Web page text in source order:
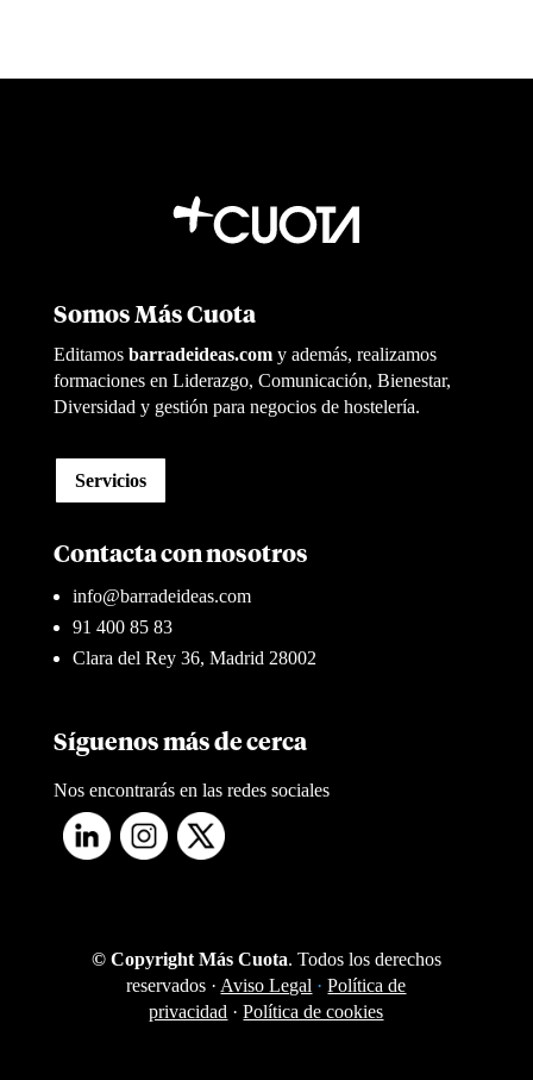
Somos Más Cuota
Editamosbarradeideas.com y además, realizamos
formaciones en Liderazgo, Comunicación, Bienestar,
Diversidad y gestión para negocios de hostelería.
Servicios
Contacta con nosotros
info@barradeideas.com
91 400 85 83
Clara del Rey 36, Madrid 28002
Síguenos más de cerca
Nos encontrarás en las redes sociales
© Copyright Más Cuota. Todos los derechos
reservados · Aviso Legal · Política de
privacidad ·Política de cookies